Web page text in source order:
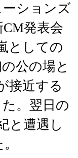
ションズ
発表会
としての
公の場と
接近する
。翌日の
と遭遇し